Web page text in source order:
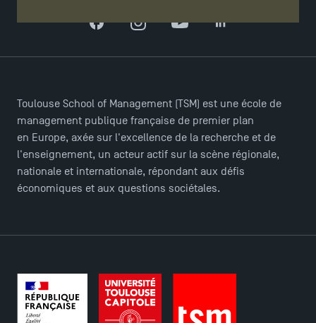
FacebookInstagramYouTubeLinkedIn
Toulouse School of Management (TSM) est une école de
management publique française de premier plan
en Europe, axée sur l'excellence de la recherche et de
l'enseignement, un acteur actif sur la scène régionale,
nationale et internationale, répondant aux défis
économiques et aux questions sociétales.